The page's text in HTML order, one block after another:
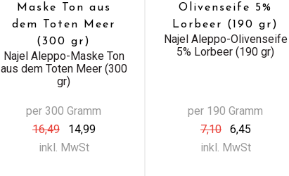
Maske Ton aus
dem Toten Meer
(300 gr)
Najel Aleppo-Maske Ton
aus dem Toten Meer (300
gr)
per 300 Gramm
16,49
14,99
inkl. MwSt
Olivenseife 5%
Lorbeer (190 gr)
Najel Aleppo-Olivenseife
5% Lorbeer (190 gr)
per 190 Gramm
7,10
6,45
inkl. MwSt